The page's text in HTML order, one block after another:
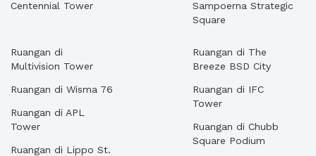
Centennial Tower
Sampoerna Strategic
Square
Ruangan di
Multivision Tower
Ruangan di Wisma 76
Ruangan di APL
Tower
Ruangan di Lippo St.
Ruangan di The
Breeze BSD City
Ruangan di IFC
Tower
Ruangan di Chubb
Square Podium